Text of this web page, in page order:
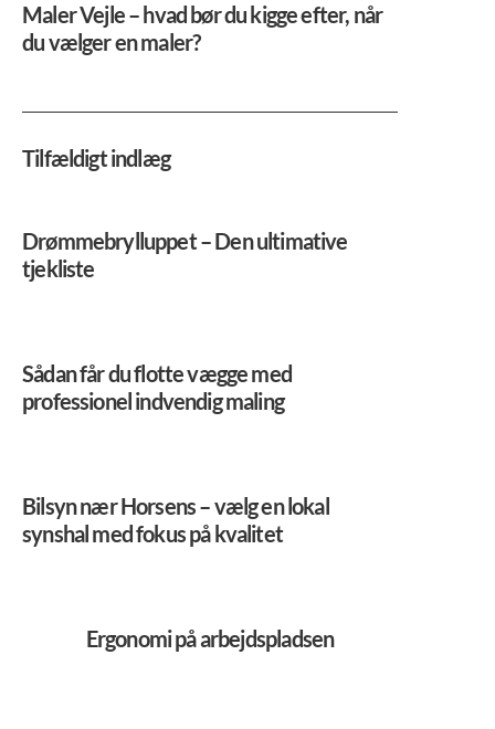
Maler Vejle – hvad bør du kigge efter, når
du vælger en maler?
Tilfældigt indlæg
Drømmebrylluppet – Den ultimative
tjekliste
Sådan får du flotte vægge med
professionel indvendig maling
Bilsyn nær Horsens – vælg en lokal
synshal med fokus på kvalitet
Ergonomi på arbejdspladsen